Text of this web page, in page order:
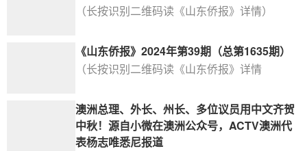
（长按识别二维码读《山东侨报》详情）
《山东侨报》2024年第39期（总第1635期）
（长按识别二维码读《山东侨报》详情
澳洲总理、外长、州长、多位议员用中文齐贺
中秋！源自小微在澳洲公众号，ACTV澳洲代
表杨志唯悉尼报道